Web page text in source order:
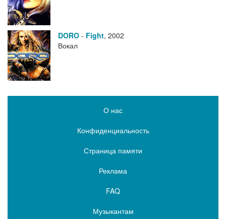
DORO - Fight, 2002
Вокал
О нас
Конфиденциальность
Страница памяти
Реклама
FAQ
Музыкантам